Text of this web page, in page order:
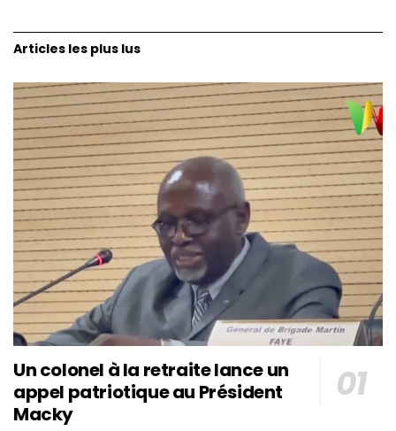
Articles les plus lus
Un colonel à la retraite lance un
appel patriotique au Président
Macky